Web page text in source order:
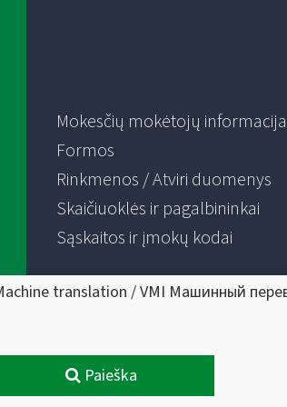
Mokesčių mokėtojų informacija
Formos
Rinkmenos / Atviri duomenys
Skaičiuoklės ir pagalbininkai
Sąskaitos ir įmokų kodai
translation / VMI Машинный
Paieška